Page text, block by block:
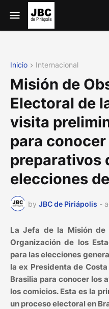
Inicio Internacional
Misión de
Electoral de
visita
para
preparativos
elecciones
by JBC de Piriápolis -
La Jefa de la Misión de
Organización de los
para las elecciones
la ex Presidenta de
Brasilia para conocer los
los comicios. Esta es la
un proceso electoral en